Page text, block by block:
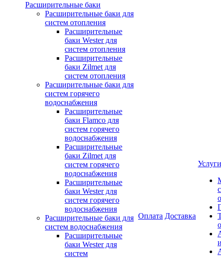
Расширительные баки
Расширительные баки для
систем отопления
Расширительные
баки Wester для
систем отопления
Расширительные
баки Zilmet для
систем отопления
Расширительные баки для
систем горячего
водоснабжения
Расширительные
баки Flamco для
систем горячего
водоснабжения
Расширительные
баки Zilmet для
систем горячего
водоснабжения
Расширительные
баки Wester для
систем горячего
водоснабжения
Расширительные баки для
систем водоснабжения
Расширительные
баки Wester для
систем
Оплата Доставка
Услуги